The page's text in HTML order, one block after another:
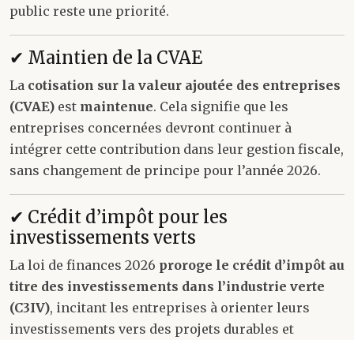
public reste une priorité.
✔ Maintien de la CVAE
La cotisation sur la valeur ajoutée des entreprises
(CVAE) est maintenue. Cela signifie que les
entreprises concernées devront continuer à
intégrer cette contribution dans leur gestion fiscale,
sans changement de principe pour l’année 2026.
✔ Crédit d’impôt pour les
investissements verts
La loi de finances 2026 proroge le crédit d’impôt au
titre des investissements dans l’industrie verte
(C3IV), incitant les entreprises à orienter leurs
investissements vers des projets durables et